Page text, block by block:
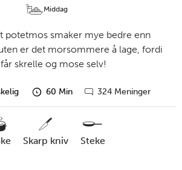
Middag
potetmos smaker mye bedre enn
er det morsommere å lage, fordi
skrelle og mose selv!
forberedelsestid
60 Min
Gå
kommentarer
324 Meninger
skarp kniv steke